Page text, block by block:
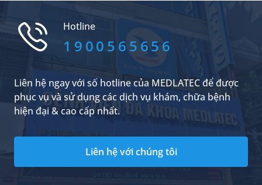
thảo dược này sở hữu những giá trị sức khỏe
Hotline
1900565656
Liên hệ ngay với số hotline của MEDLATEC để được
phục vụ và sử dụng các dịch vụ khám, chữa bệnh
hiện đại & cao cấp nhất.
Liên hệ với chúng tôi